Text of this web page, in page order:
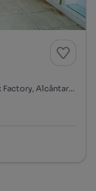
Rua de Alcântara, Largo do Calvário - Lx Factory, Alcântara, Lisboa, Lisboa